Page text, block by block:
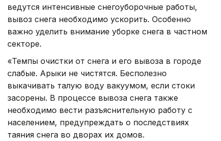
ведутся интенсивные снегоуборочные работы,
вывоз снега необходимо ускорить. Особенно
важно уделить внимание уборке снега в частном
секторе.
«Темпы очистки от снега и его вывоза в городе
слабые. Арыки не чистятся. Бесполезно
выкачивать талую воду вакуумом, если стоки
засорены. В процессе вывоза снега также
необходимо вести разъяснительную работу с
населением, предупреждать о последствиях
таяния снега во дворах их домов.